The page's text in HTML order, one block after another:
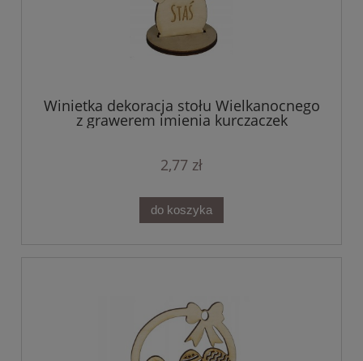
Winietka dekoracja stołu Wielkanocnego
z grawerem imienia kurczaczek
2,77 zł
do koszyka